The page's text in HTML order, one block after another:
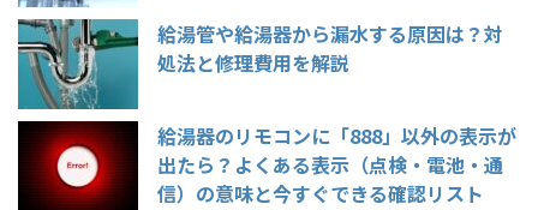
給湯管や給湯器から漏水する原因は？対
処法と修理費用を解説
給湯器のリモコンに「888」以外の表示が
出たら？よくある表示（点検・電池・通
信）の意味と今すぐできる確認リスト